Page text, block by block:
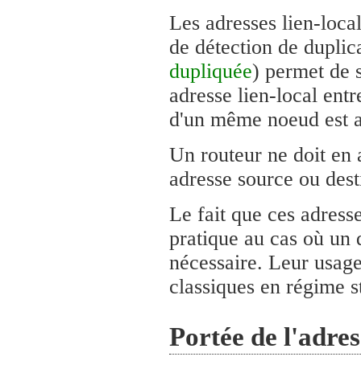
Les adresses lien-
de détection de
dupliquée) permet de
adresse lien-local
d'un même noeud est
Un routeur ne doit en
adresse source ou
Le fait que ces
pratique au cas où un
nécessaire. Leur
classiques en régime
Portée de